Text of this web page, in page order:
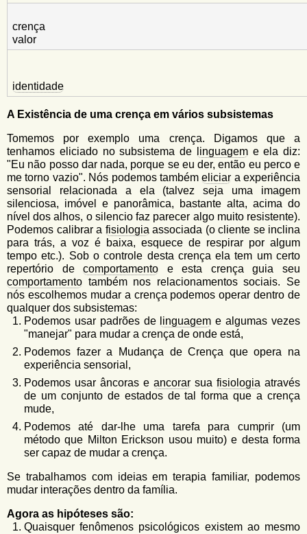
crença
valor
identidade
A Existência de uma crença em vários subsistemas
Tomemos por exemplo uma crença. Digamos que a
tenhamos eliciado no subsistema de
linguageme ela diz:
"Eu não posso dar nada, porque se eu der, então eu perco e
me torno vazio". Nós podemos tambémeliciar a experiência
sensorial relacionada a ela (talvez seja uma imagem
silenciosa, imóvel e panorâmica, bastante alta, acima do
nível dos alhos, o silencio faz parecer algo muito resistente).
Podemos calibrar a fisiologiaassociada (o cliente se inclina
para trás, a voz é baixa, esquece de respirar por algum
tempo etc.). Sob o controle desta crença ela tem um certo
repertório decomportamento e esta crença guia seu
comportamento também nos relacionamentos sociais. Se
nós escolhemos mudar a crença podemos operar dentro de
qualquer dos subsistemas:
Podemos usar padrões de linguagem e algumas vezes
"manejar" para mudar a crença de onde está,
Podemos fazer a Mudança de Crença que opera na
experiência sensorial,
Podemos usar âncoras e ancorar sua fisiologia através
de um conjunto de estados de tal forma que a crença
mude,
Podemos até dar-lhe uma tarefa para cumprir (um
método que Milton Erickson usou muito) e desta forma
ser capaz de mudar a crença.
Se trabalhamos com ideias em terapia familiar, podemos
mudar interações dentro da família.
Agora as hipóteses são:
Quaisquer fenômenos psicológicos existem ao mesmo